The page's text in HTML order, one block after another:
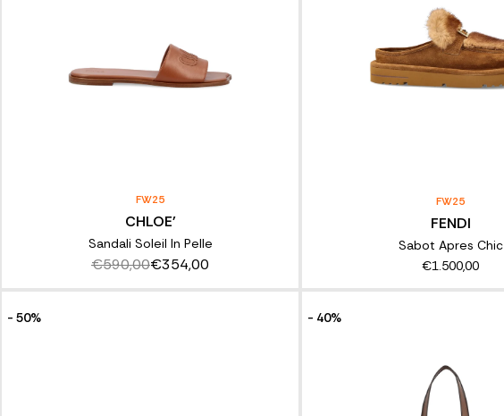
FW25
CHLOE'
Sandali Soleil In Pelle
€590,00€354,00
FW25
FENDI
Sabot Apres Chic
€1.500,00
- 50% - 40%